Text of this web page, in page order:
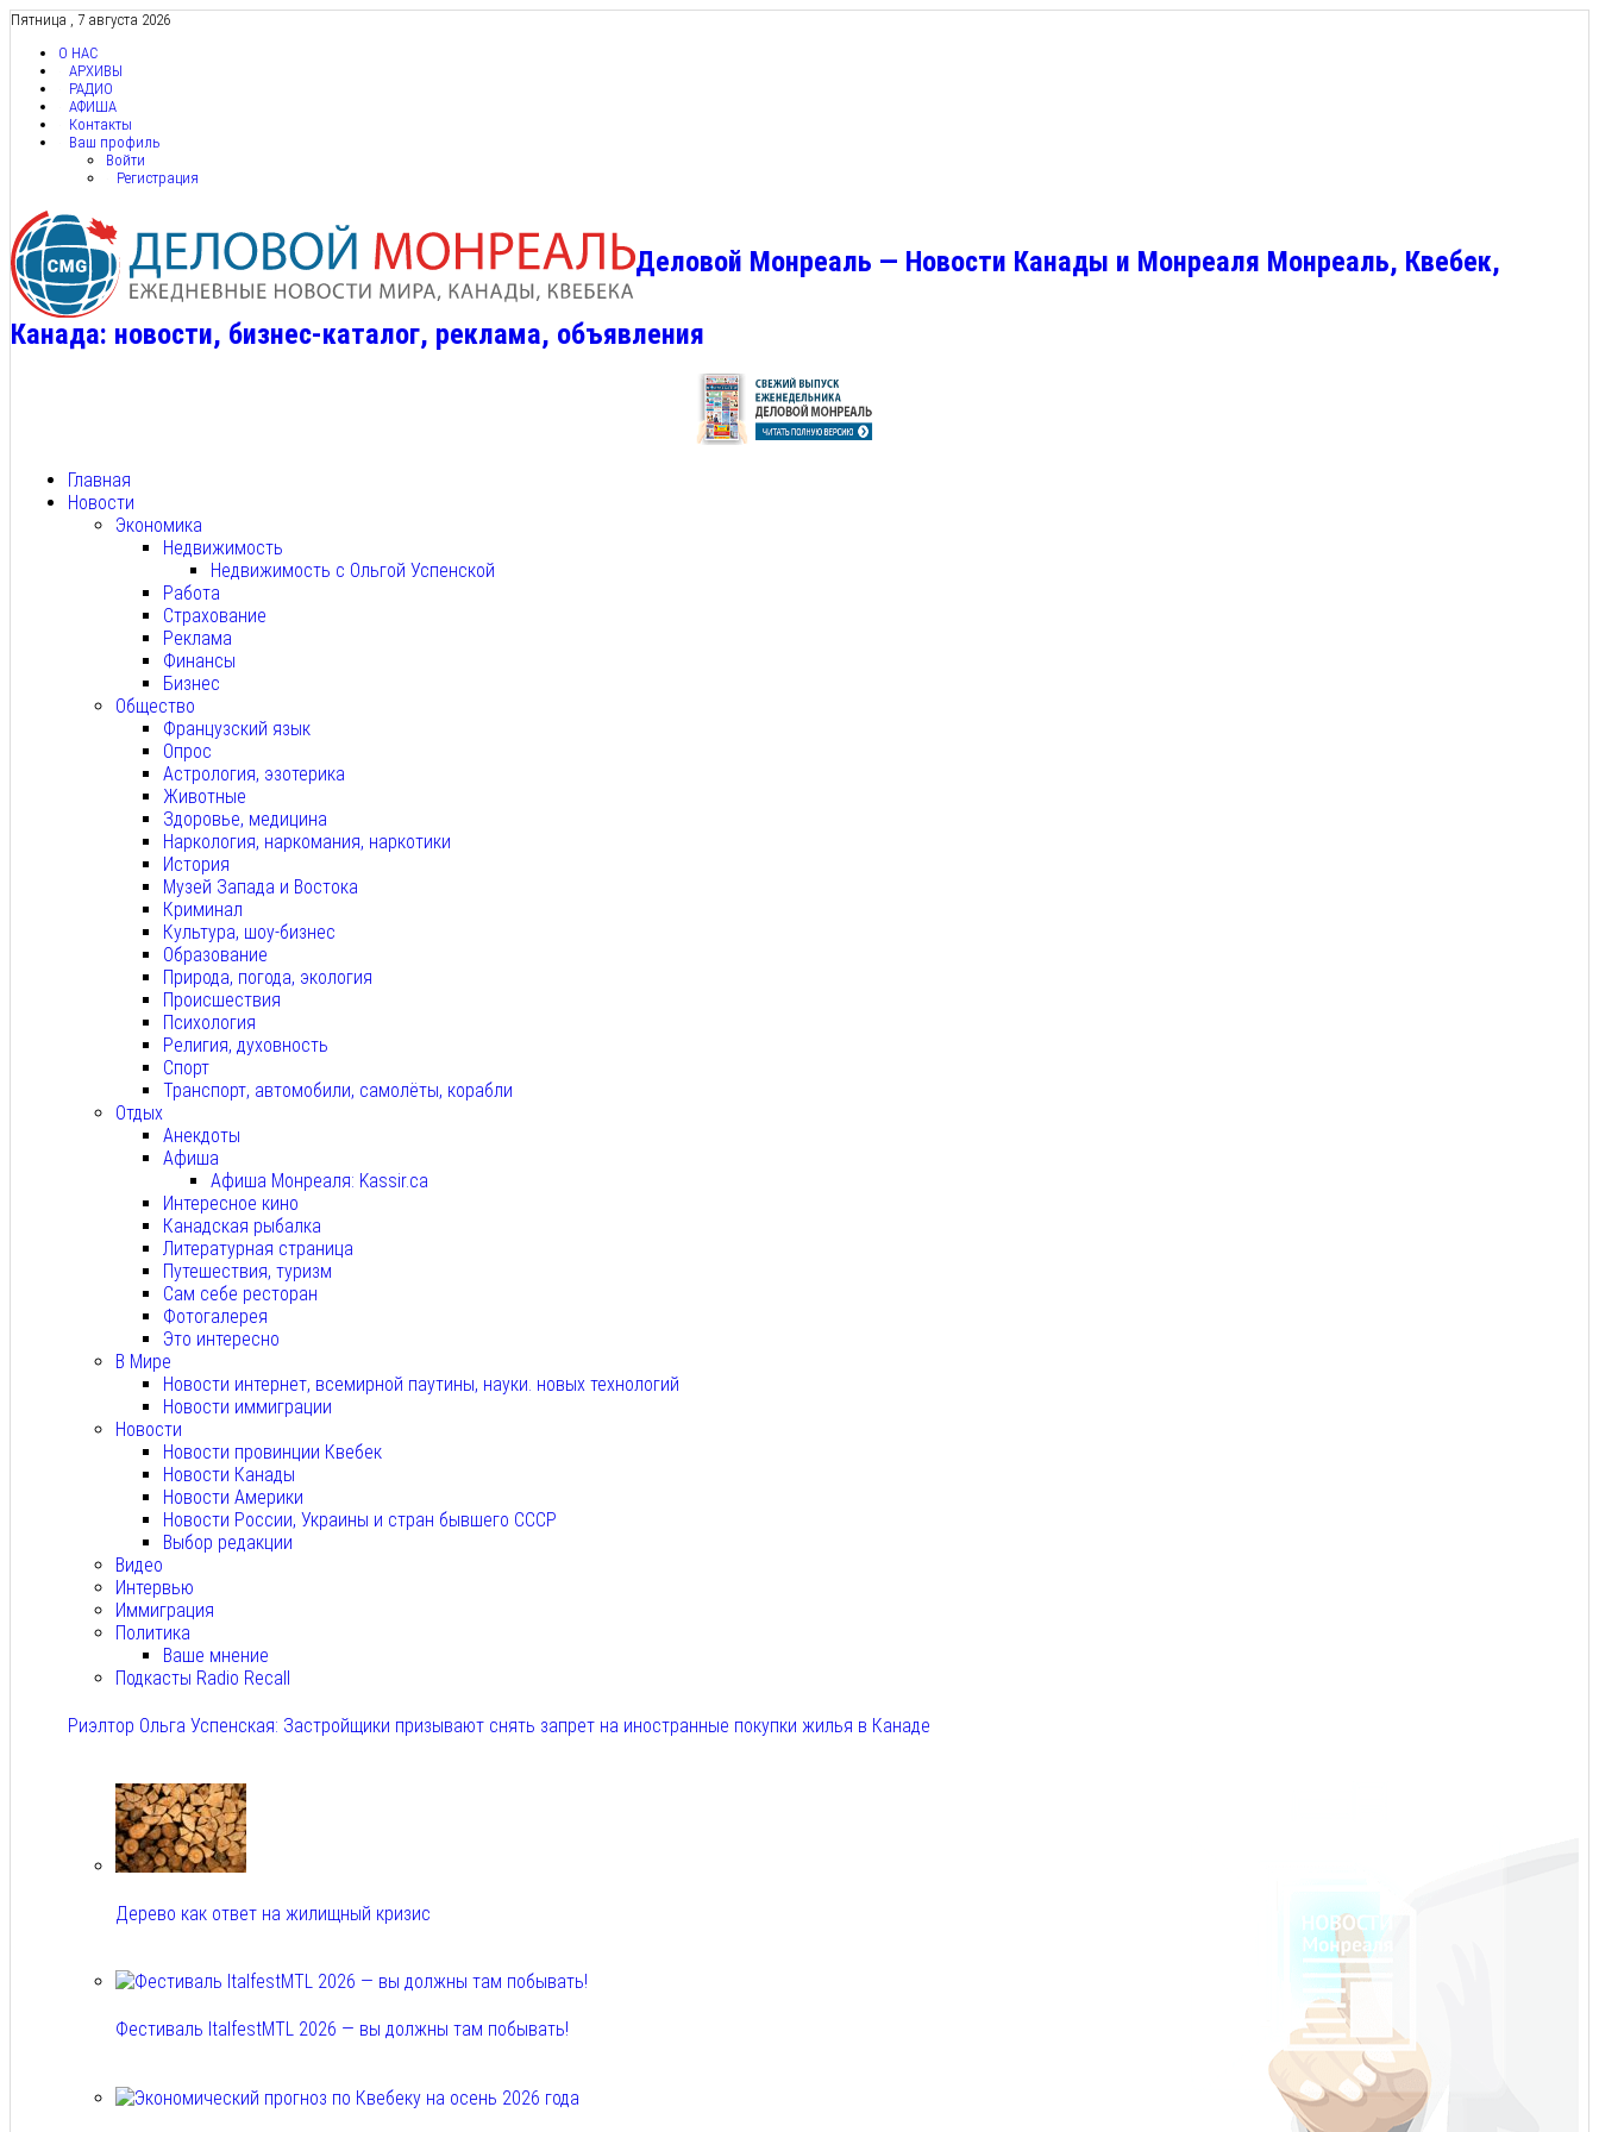
Пятница , 7 августа 2026
О НАС
АРХИВЫ
РАДИО
АФИША
Контакты
Ваш профиль
Войти
Регистрация
Деловой Монреаль — Новости Канады и Монреаля Монреаль, Квебек,
Канада: новости, бизнес-каталог, реклама, объявления
Главная
Новости
Экономика
Недвижимость
Недвижимость с Ольгой Успенской
Работа
Страхование
Реклама
Финансы
Бизнес
Общество
Французский язык
Опрос
Астрология, эзотерика
Животные
Здоровье, медицина
Наркология, наркомания, наркотики
История
Музей Запада и Востока
Криминал
Культура, шоу-бизнес
Образование
Природа, погода, экология
Происшествия
Психология
Религия, духовность
Спорт
Транспорт, автомобили, самолёты, корабли
Отдых
Анекдоты
Афиша
Афиша Монреаля: Kassir.ca
Интересное кино
Канадская рыбалка
Литературная страница
Путешествия, туризм
Сам себе ресторан
Фотогалерея
Это интересно
В Мире
Новости интернет, всемирной паутины, науки. новых технологий
Новости иммиграции
Новости
Новости провинции Квебек
Новости Канады
Новости Америки
Новости России, Украины и стран бывшего СССР
Выбор редакции
Видео
Интервью
Иммиграция
Политика
Ваше мнение
Подкасты Radio Recall
Риэлтор Ольга Успенская: Застройщики призывают снять запрет на иностранные покупки жилья в Канаде
Дерево как ответ на жилищный кризис
Фестиваль ItalfestMTL 2026 — вы должны там побывать!